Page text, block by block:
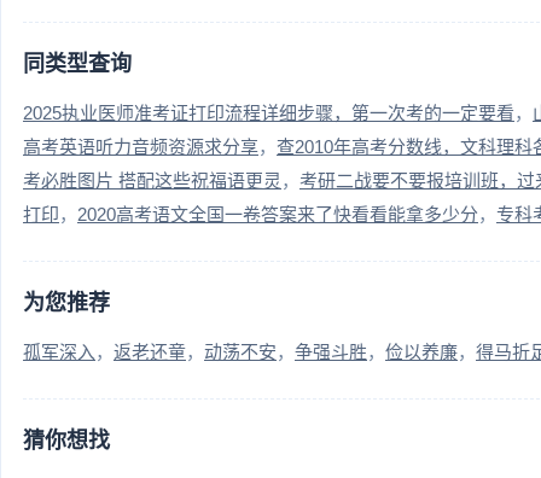
同类型查询
2025执业医师准考证打印流程详细步骤，第一次考的一定要看
高考英语听力音频资源求分享
查2010年高考分数线，文科理科
考必胜图片 搭配这些祝福语更灵
考研二战要不要报培训班，过
打印
2020高考语文全国一卷答案来了快看看能拿多少分 专科
为您推荐
孤军深入 返老还童 动荡不安 争强斗胜 俭以养廉 得马折
猜你想找